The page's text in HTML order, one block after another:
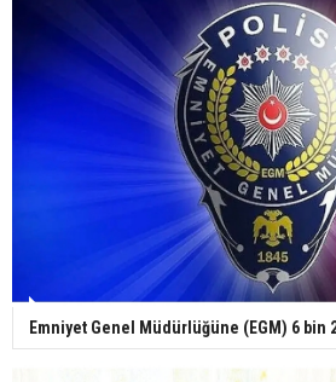
Yerli turist 229,7
yaptı
Gazze'deki Sağlık
pençesinde 2 salgın
Emniyet Genel Müdürlüğüne (EGM) 6